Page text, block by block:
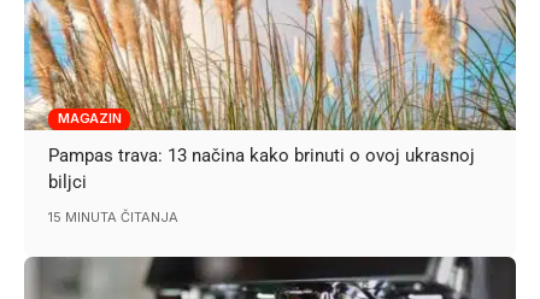
MAGAZIN
Pampas trava: 13 načina kako brinuti o ovoj ukrasnoj
biljci
15 MINUTA ČITANJA